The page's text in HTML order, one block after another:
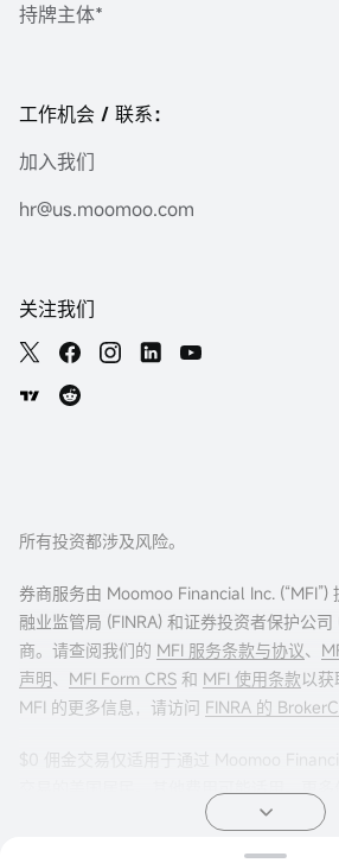
持牌主体*
工作机会 / 联系：
加入我们
hr@us.moomoo.com
关注我们
所有投资都涉及风险。
券商服务由 Moomoo Financial Inc. (“MFI”)
融业监管局 (FINRA) 和证券投资者保护公司
商。请查阅我们的 MFI 服务条款与协议、
声明、 MFI Form CRS 和 MFI 使用条款以
MFI 的更多信息，请访问 FINRA 的
$0 佣金交易仅适用于通过 Moomoo
交易的美国居民。其他费用可能适用。更多
。